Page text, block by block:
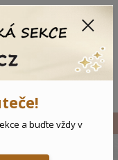
- Modrá
a buďte vždy v